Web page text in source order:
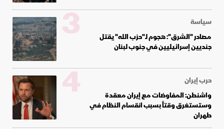
سياسة
مصادر "الشرق": هجوم لـ"حزب الله" يقتل
جنديين إسرائيليين في جنوب لبنان
3
حرب إيران
واشنطن: المفاوضات مع إيران معقدة
وستستغرق وقتاً بسبب انقسام النظام في
طهران
4